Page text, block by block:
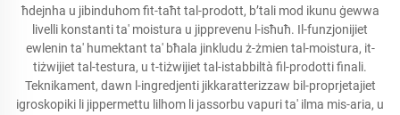
ħdejnha u jibinduhom fit-taħt tal-prodott, b’tali mod ikunu ġewwa
livelli konstanti ta' moistura u jipprevenu l-isħuħ. Il-funzjonijiet
ewlenin ta' humektant ta' bħala jinkludu ż-żmien tal-moistura, it-
tiżwijiet tal-testura, u t-tiżwijiet tal-istabbiltà fil-prodotti finali.
Teknikament, dawn l-ingredjenti jikkaratterizzaw bil-proprjetajiet
igroskopiki li jippermettu lilhom li jassorbu vapuri ta' ilma mis-aria, u